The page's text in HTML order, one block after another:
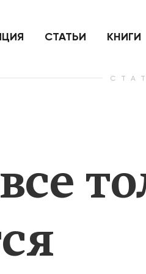
нанесенный по
СТАТЬИ КНИГИ